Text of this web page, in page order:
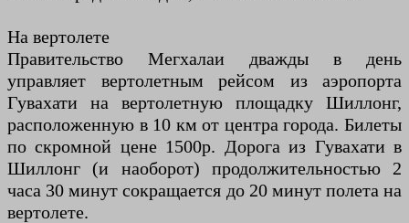
На вертолете
Правительство Мегхалаи дважды в день
управляет вертолетным рейсом из аэропорта
Гувахати на вертолетную площадку Шиллонг,
расположенную в 10 км от центра города. Билеты
по скромной цене 1500р. Дорога из Гувахати в
Шиллонг (и наоборот) продолжительностью 2
часа 30 минут сокращается до 20 минут полета на
вертолете.